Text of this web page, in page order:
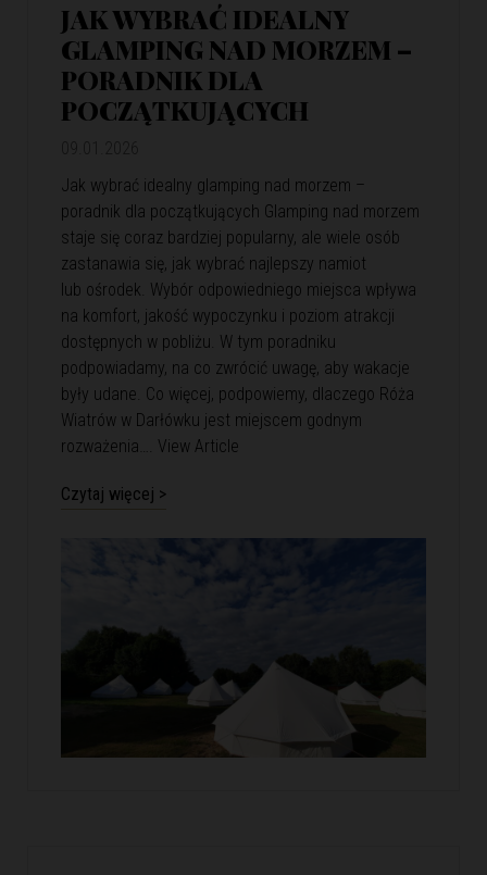
JAK WYBRAĆ IDEALNY
GLAMPING NAD MORZEM –
PORADNIK DLA
POCZĄTKUJĄCYCH
Jak wybrać idealny glamping nad morzem –
poradnik dla początkujących Glamping nad morzem
staje się coraz bardziej popularny, ale wiele osób
zastanawia się, jak wybrać najlepszy namiot
lub ośrodek. Wybór odpowiedniego miejsca wpływa
na komfort, jakość wypoczynku i poziom atrakcji
dostępnych w pobliżu. W tym poradniku
podpowiadamy, na co zwrócić uwagę, aby wakacje
były udane. Co więcej, podpowiemy, dlaczego Róża
Wiatrów w Darłówku jest miejscem godnym
rozważenia…. View Article
Czytaj więcej >